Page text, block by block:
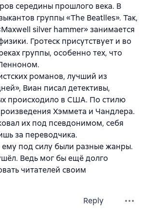
середины прошлого века. В
группы «The Beatlles». Так,
silver hammer» занимается
Гротеск присутствует и во
группы, особенно тех, что
романов, лучший из
Виан писал детективы,
происходило в США. По стилю
Хэммета и Чандлера.
их под псевдонимом, себя
за переводчика.
под силу были разные жанры.
Ведь мог бы ещё долго
читателей своим
Reply